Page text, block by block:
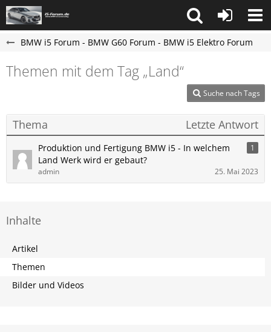
BMW i5 Forum - BMW G60 Forum - BMW i5 Elektro Forum
Themen mit dem Tag „Land“
Suche nach Tags
Thema Letzte Antwort
Produktion und Fertigung BMW i5 - In welchem
Land Werk wird er gebaut?
1
admin 25. Mai 2023
Inhalte
Artikel
Themen
Bilder und Videos